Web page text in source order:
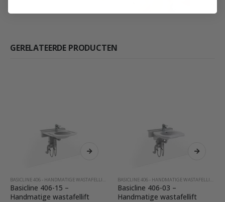
GERELATEERDE PRODUCTEN
Basicline 406-03 –
Handmatige wastafellift
Basicline 406-01 –
Handmatige wastafellift